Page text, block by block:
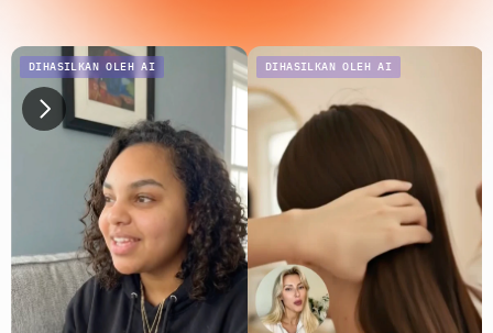
DIHASILKAN OLEH AI DIHASILKAN OLEH AI